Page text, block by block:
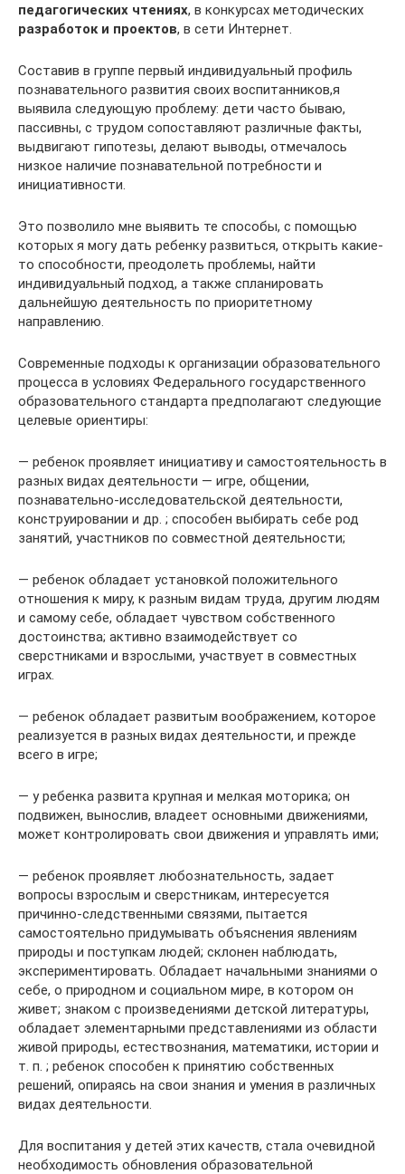
педагогических чтениях, в конкурсах методических
разработок и проектов, в сети Интернет.
Составив в группе первый индивидуальный профиль
познавательного развития своих воспитанников,я
выявила следующую проблему: дети часто бываю,
пассивны, с трудом сопоставляют различные факты,
выдвигают гипотезы, делают выводы, отмечалось
низкое наличие познавательной потребности и
инициативности.
Это позволило мне выявить те способы, с помощью
которых я могу дать ребенку развиться, открыть какие-
то способности, преодолеть проблемы, найти
индивидуальный подход, а также спланировать
дальнейшую деятельность по приоритетному
направлению.
Современные подходы к организации образовательного
процесса в условиях Федерального государственного
образовательного стандарта предполагают следующие
целевые ориентиры:
— ребенок проявляет инициативу и самостоятельность в
разных видах деятельности — игре, общении,
познавательно-исследовательской деятельности,
конструировании и др. ; способен выбирать себе род
занятий, участников по совместной деятельности;
— ребенок обладает установкой положительного
отношения к миру, к разным видам труда, другим людям
и самому себе, обладает чувством собственного
достоинства; активно взаимодействует со
сверстниками и взрослыми, участвует в совместных
играх.
— ребенок обладает развитым воображением, которое
реализуется в разных видах деятельности, и прежде
всего в игре;
— у ребенка развита крупная и мелкая моторика; он
подвижен, вынослив, владеет основными движениями,
может контролировать свои движения и управлять ими;
— ребенок проявляет любознательность, задает
вопросы взрослым и сверстникам, интересуется
причинно-следственными связями, пытается
самостоятельно придумывать объяснения явлениям
природы и поступкам людей; склонен наблюдать,
экспериментировать. Обладает начальными знаниями о
себе, о природном и социальном мире, в котором он
живет; знаком с произведениями детской литературы,
обладает элементарными представлениями из области
живой природы, естествознания, математики, истории и
т. п. ; ребенок способен к принятию собственных
решений, опираясь на свои знания и умения в различных
видах деятельности.
Для воспитания у детей этих качеств, стала очевидной
необходимость обновления образовательной